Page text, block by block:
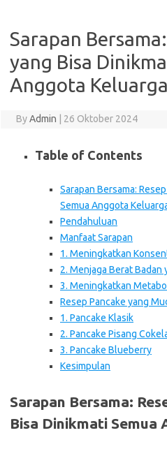
Sarapan
yang Bisa
Anggota Keluarga
ByAdmin 26 Oktober 2024
Table of Contents
Sarapan Bersama:
Semua Anggota
Pendahuluan
Manfaat Sarapan
1. Meningkatkan
2. Menjaga Berat Badan
3. Meningkatkan
Resep Pancake yang
1. Pancake Klasik
2. Pancake Pisang
3. Pancake Blueberry
Kesimpulan
Sarapan Bersama:
Bisa Dinikmati Semua